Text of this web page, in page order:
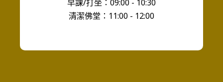
早課/打坐：09:00 - 10:30
清潔佛堂：11:00 - 12:00